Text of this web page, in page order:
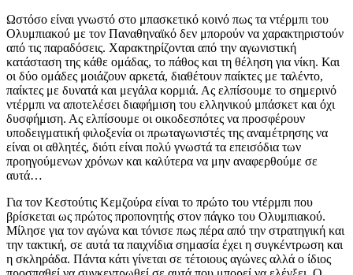
Ωστόσο είναι γνωστό στο μπασκετικό κοινό πως τα ντέρμπι του
Ολυμπιακού με τον Παναθηναϊκό δεν μπορούν να χαρακτηριστούν
από τις παραδόσεις. Χαρακτηρίζονται από την αγωνιστική
κατάσταση της κάθε ομάδας, το πάθος και τη θέληση για νίκη. Και
οι δύο ομάδες μοιάζουν αρκετά, διαθέτουν παίκτες με ταλέντο,
παίκτες με δυνατά και μεγάλα κορμιά. Ας ελπίσουμε το σημερινό
ντέρμπι να αποτελέσει διαφήμιση του ελληνικού μπάσκετ και όχι
δυσφήμιση. Ας ελπίσουμε οι οικοδεσπότες να προσφέρουν
υποδειγματική φιλοξενία οι πρωταγωνιστές της αναμέτρησης να
είναι οι αθλητές, διότι είναι πολύ γνωστά τα επεισόδια των
προηγούμενων χρόνων και καλύτερα να μην αναφερθούμε σε
αυτά…
Για τον Κεστούτις Κεμζούρα είναι το πρώτο του ντέρμπι που
βρίσκεται ως πρώτος προπονητής στον πάγκο του Ολυμπιακού.
Μίλησε για τον αγώνα και τόνισε πως πέρα από την στρατηγική και
την τακτική, σε αυτά τα παιχνίδια σημασία έχει η συγκέντρωση και
η σκληράδα. Πάντα κάτι γίνεται σε τέτοιους αγώνες αλλά ο ίδιος